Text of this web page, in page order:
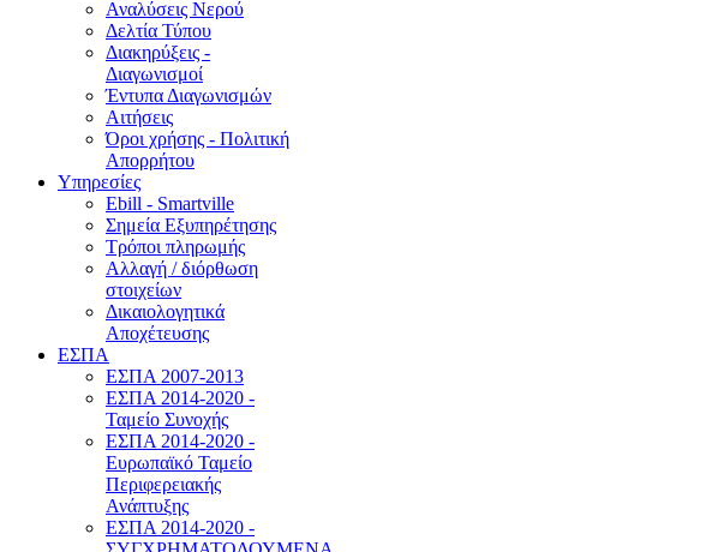
Αναλύσεις Νερού
Δελτία Τύπου
Διακηρύξεις -
Διαγωνισμοί
Έντυπα Διαγωνισμών
Αιτήσεις
Όροι χρήσης - Πολιτική
Απορρήτου
Υπηρεσίες
Ebill - Smartville
Σημεία Εξυπηρέτησης
Τρόποι πληρωμής
Αλλαγή / διόρθωση
στοιχείων
Δικαιολογητικά
Αποχέτευσης
ΕΣΠΑ
ΕΣΠΑ 2007-2013
ΕΣΠΑ 2014-2020 -
Ταμείο Συνοχής
ΕΣΠΑ 2014-2020 -
Ευρωπαϊκό Ταμείο
Περιφερειακής
Ανάπτυξης
ΕΣΠΑ 2014-2020 -